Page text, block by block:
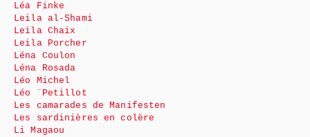
Léa Finke
Leila al-Shami
Leila Chaix
Leila Porcher
Léna Coulon
Léna Rosada
Léo Michel
Léo ¨Petillot
Les camarades de Manifesten
Les sardinières en colère
Li Magaou